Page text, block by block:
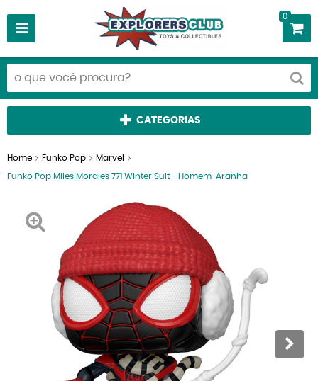
0
CATEGORIAS
Home Funko Pop Marvel
Funko Pop Miles Morales 771 Winter Suit - Homem-Aranha